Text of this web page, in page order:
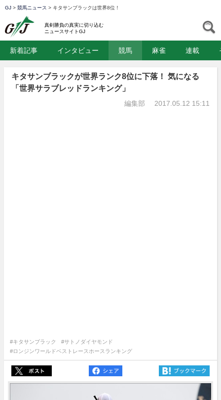
GJ > 競馬ニュース > キタサンブラックは世界8位！
真剣勝負の真実に切り込む
ニュースサイトGJ
新着記事 インタビュー 競馬 麻雀 連載
キタサンブラックが世界ランク8位に下落！ 気になる
「世界サラブレッドランキング」
編集部 2017.05.12 15:11
#キタサンブラック
#サトノダイヤモンド
#ロンジンワールドベストレースホースランキング